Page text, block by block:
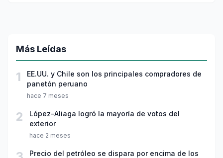
Más Leídas
1
EE.UU. y Chile son los principales compradores de
panetón peruano
hace 7 meses
2
López-Aliaga logró la mayoría de votos del
exterior
hace 2 meses
Precio del petróleo se dispara por encima de los